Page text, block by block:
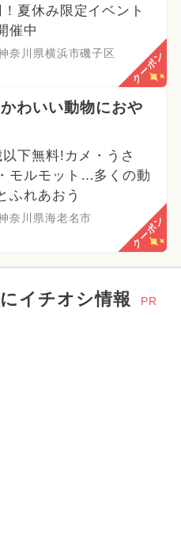
夏休み限定イベント
催中
奈川県横浜市磯子区 クーポン
わいい動物におや
下無料!カメ・うさ
モルモット…多くの動
ふれあおう
奈川県海老名市 クーポン
イチオシ情報 PR